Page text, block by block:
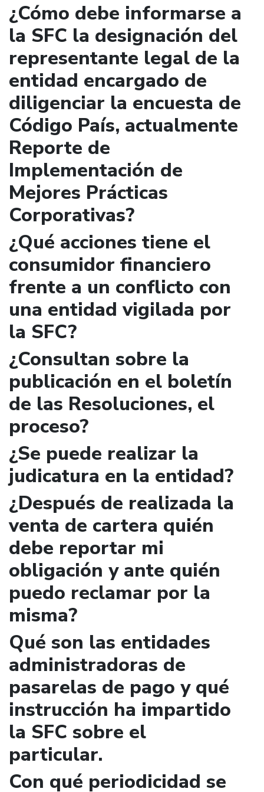
¿Cómo debe informarse a
la SFC la designación del
representante legal de la
entidad encargado de
diligenciar la encuesta de
Código País, actualmente
Reporte de
Implementación de
Mejores Prácticas
Corporativas?
¿Qué acciones tiene el
consumidor financiero
frente a un conflicto con
una entidad vigilada por
la SFC?
¿Consultan sobre la
publicación en el boletín
de las Resoluciones, el
proceso?
¿Se puede realizar la
judicatura en la entidad?
¿Después de realizada la
venta de cartera quién
debe reportar mi
obligación y ante quién
puedo reclamar por la
misma?
Qué son las entidades
administradoras de
pasarelas de pago y qué
instrucción ha impartido
la SFC sobre el
particular.
Con qué periodicidad se